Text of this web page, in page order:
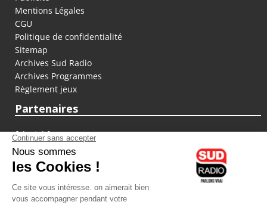
Mentions Légales
CGU
Politique de confidentialité
Sitemap
Archives Sud Radio
Archives Programmes
Règlement jeux
Partenaires
fiducial.fr
lyoncapitale.fr
olympique-et-lyonnais.com
L'application Iphone / Android